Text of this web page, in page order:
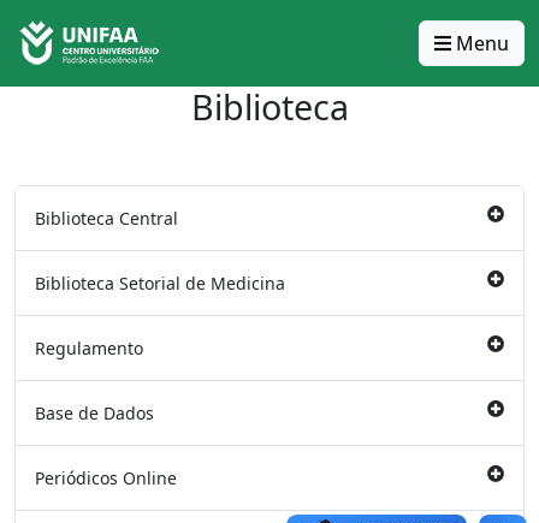
Menu
Biblioteca
Biblioteca Central
Biblioteca Setorial de Medicina
Regulamento
Base de Dados
Periódicos Online